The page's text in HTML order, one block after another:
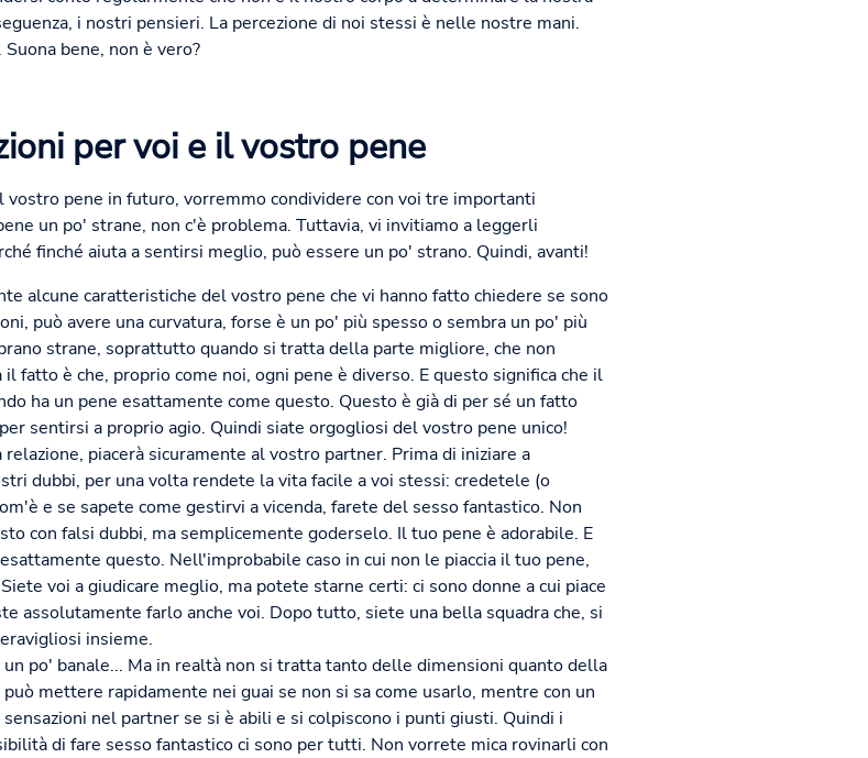
i nostri pensieri. La percezione di noi stessi è nelle nostre mani.
bene, non è vero?
per voi e il vostro pene
vostro pene in futuro, vorremmo condividere con voi tre importanti
un po' strane, non c'è problema. Tuttavia, vi invitiamo a leggerli
finché aiuta a sentirsi meglio, può essere un po' strano. Quindi, avanti!
alcune caratteristiche del vostro pene che vi hanno fatto chiedere se sono
può avere una curvatura, forse è un po' più spesso o sembra un po' più
strane, soprattutto quando si tratta della parte migliore, che non
fatto è che, proprio come noi, ogni pene è diverso. E questo significa che il
ha un pene esattamente come questo. Questo è già di per sé un fatto
sentirsi a proprio agio. Quindi siate orgogliosi del vostro pene unico!
piacerà sicuramente al vostro partner. Prima di iniziare a
dubbi, per una volta rendete la vita facile a voi stessi: credetele (o
e se sapete come gestirvi a vicenda, farete del sesso fantastico. Non
con falsi dubbi, ma semplicemente goderselo. Il tuo pene è adorabile. E
questo. Nell'improbabile caso in cui non le piaccia il tuo pene,
voi a giudicare meglio, ma potete starne certi: ci sono donne a cui piace
assolutamente farlo anche voi. Dopo tutto, siete una bella squadra che, si
insieme.
un po' banale... Ma in realtà non si tratta tanto delle dimensioni quanto della
mettere rapidamente nei guai se non si sa come usarlo, mentre con un
nel partner se si è abili e si colpiscono i punti giusti. Quindi i
di fare sesso fantastico ci sono per tutti. Non vorrete mica rovinarli con